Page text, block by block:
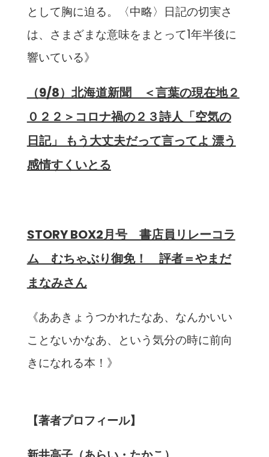
として胸に迫る。〈中略〉日記の切実さ
は、さまざまな意味をまとって1年半後に
響いている》
（9/8）北海道新聞 ＜言葉の現在地２
０２２＞コロナ禍の２３詩人「空気の
日記」 もう大丈夫だって言ってよ 漂う
感情すくいとる
STORY BOX2月号 書店員リレーコラ
ム むちゃぶり御免！ 評者＝やまだ
まなみさん
《ああきょうつかれたなあ、なんかいい
ことないかなあ、という気分の時に前向
きになれる本！》
【著者プロフィール】